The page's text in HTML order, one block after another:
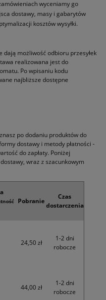
wyceniamy go
dostawy, masy i gabarytów
kosztów wysyłki.
dają możliwość odbioru przesyłek
realizowana jest do
Po wpisaniu kodu
najbliższe dostępne
po dodaniu produktów do
dostawy i metody płatności -
do zapłaty. Poniżej
wraz z szacunkowym
Pobranie
Czas
dostarczenia
24,50 zł
1-2 dni
robocze
44,00 zł
1-2 dni
robocze